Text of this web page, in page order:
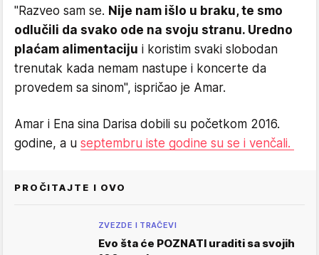
"Razveo sam se. Nije nam išlo u braku, te smo
odlučili da svako ode na svoju stranu. Uredno
plaćam alimentaciju i koristim svaki slobodan
trenutak kada nemam nastupe i koncerte da
provedem sa sinom", ispričao je Amar.
Amar i Ena sina Darisa dobili su početkom 2016.
godine, a u septembru iste godine su se i venčali.
PROČITAJTE I OVO
ZVEZDE I TRAČEVI
Evo šta će POZNATI uraditi sa svojih